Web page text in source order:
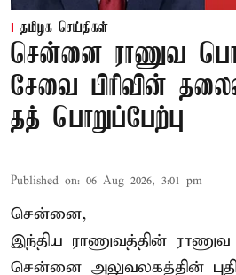
தமிழக செய்திகள்
சென்னை ராணுவ
சேவை பிரிவின்
தத் பொறுப்பேற்பு
Published on: 06 Aug 2026, 3:01 pm
சென்னை,
இந்திய ராணுவத்தின்
சென்னை அலுவலகத்தின்